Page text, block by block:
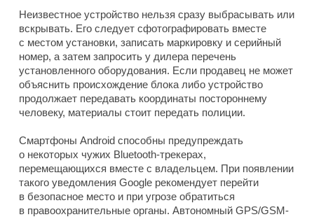
Неизвестное устройство нельзя сразу выбрасывать или
вскрывать. Его следует сфотографировать вместе
с местом установки, записать маркировку и серийный
номер, а затем запросить у дилера перечень
установленного оборудования. Если продавец не может
объяснить происхождение блока либо устройство
продолжает передавать координаты постороннему
человеку, материалы стоит передать полиции.
Смартфоны Android способны предупреждать
о некоторых чужих Bluetooth-трекерах,
перемещающихся вместе с владельцем. При появлении
такого уведомления Google рекомендует перейти
в безопасное место и при угрозе обратиться
в правоохранительные органы. Автономный GPS/GSM-